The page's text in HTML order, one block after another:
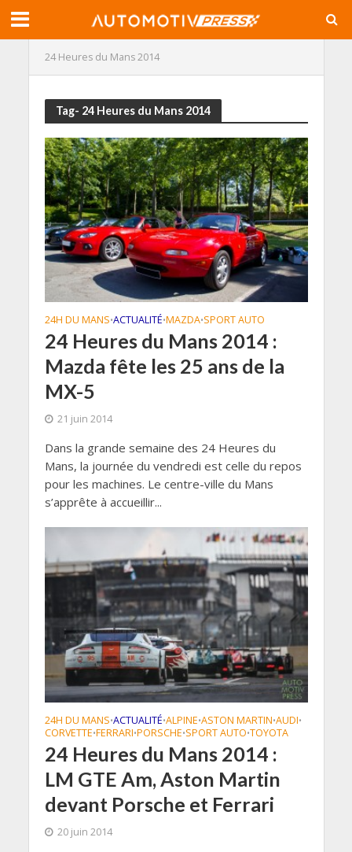
24 Heures du Mans 2014
Tag- 24 Heures du Mans 2014
24H DU MANS•ACTUALITÉ•MAZDA•SPORT AUTO
24 Heures du Mans 2014 :
Mazda fête les 25 ans de la
MX-5
21 juin 2014
Dans la grande semaine des 24 Heures du
Mans, la journée du vendredi est celle du repos
pour les machines. Le centre-ville du Mans
s’apprête à accueillir...
24H DU MANS•ACTUALITÉ•ALPINE•ASTON MARTIN•AUDI•
CORVETTE•FERRARI•PORSCHE•SPORT AUTO•TOYOTA
24 Heures du Mans 2014 :
LM GTE Am, Aston Martin
devant Porsche et Ferrari
20 juin 2014